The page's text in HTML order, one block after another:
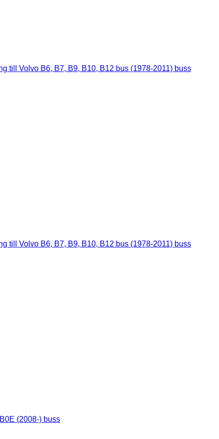
till Volvo B6, B7, B9, B10, B12 bus (1978-2011) buss
till Volvo B6, B7, B9, B10, B12 bus (1978-2011) buss
(2008-) buss